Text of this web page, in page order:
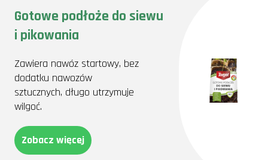
Gotowe podłoże do siewu
i pikowania
Zawiera nawóz startowy, bez
dodatku nawozów
sztucznych, długo utrzymuje
wilgoć.
Zobacz więcej